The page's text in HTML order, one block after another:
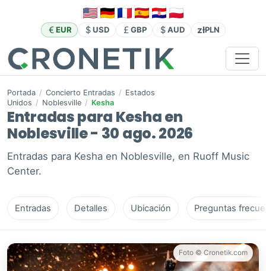
EUR USD GBP AUD złPLN
Portada / Concierto Entradas / Estados
Unidos / Noblesville / Kesha
Entradas para Kesha en
Noblesville - 30 ago. 2026
Entradas para Kesha en Noblesville, en Ruoff Music
Center.
Entradas Detalles Ubicación Preguntas
Foto © Cronetik.com